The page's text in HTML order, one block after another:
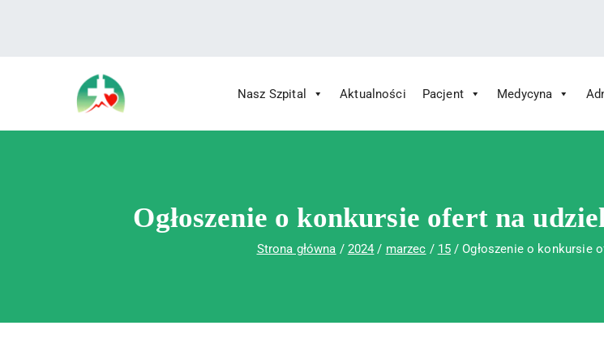
Wojewódzki Szpital Specjalistyczny im. Św. Rafała w Czerwonej Górze
Wojewódzki Szpital Specjalistyczny im. Św. Rafała w Czerwonej Górze
Nasz Szpital Aktualności Pacjent Medycyna
Ogłoszenie o konkursie ofert na
Strona główna 2024 marzec 15 Ogłoszenie o konkursie